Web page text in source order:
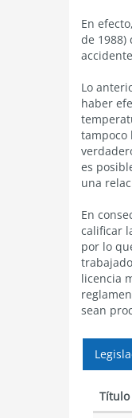
En
de
Lo
haber
tampoco
es
una
En
calificar
por lo
licencia
sean
Título